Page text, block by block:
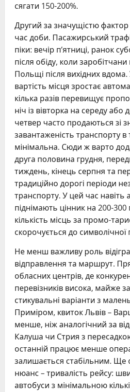
сягати 150-200%.
Другий за значущістю
час доби. Пасажирський
піки: вечір п’ятниці, ранок
після обіду, коли
Польщі після вихідних
вартість місця зростає
кілька разів перевищує
ніч із вівторка на середу або
четвер часто продаються зі
завантаженість транспорту в
мінімальна. Сюди ж варто
друга половина грудня,
тиждень, кінець серпня та
традиційно дорогі періоди
транспорту. У цей час навіть
піднімають цінник на 200-300
кількість місць за промо-
скорочується до символічної
Не менш важливу роль
відправлення та маршрут.
обласних центрів, де
перевізників висока, майже
стикувальні варіанти з
Приміром, квиток Львів –
менше, ніж аналогічний за
Калуша чи Стрия з
останній працює менше
залишається стабільним. Ще
нюанс – тривалість рейсу:
автобуси з мінімальною